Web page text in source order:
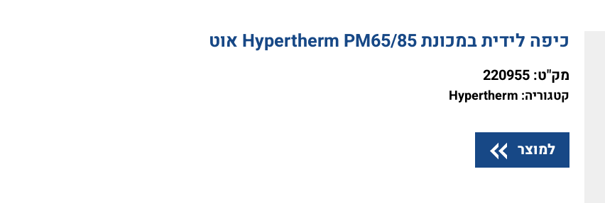
כיפה לידית במכונת Hypertherm PM65/85 אוט
מק"ט: 220955
קטגוריה: Hypertherm
למוצר